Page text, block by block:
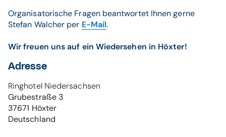
Organisatorische Fragen beantwortet Ihnen gerne
Stefan Walcher per E-Mail.
Wir freuen uns auf ein Wiedersehen in Höxter!
Adresse
Ringhotel Niedersachsen
Grubestraße 3
37671 Höxter
Deutschland